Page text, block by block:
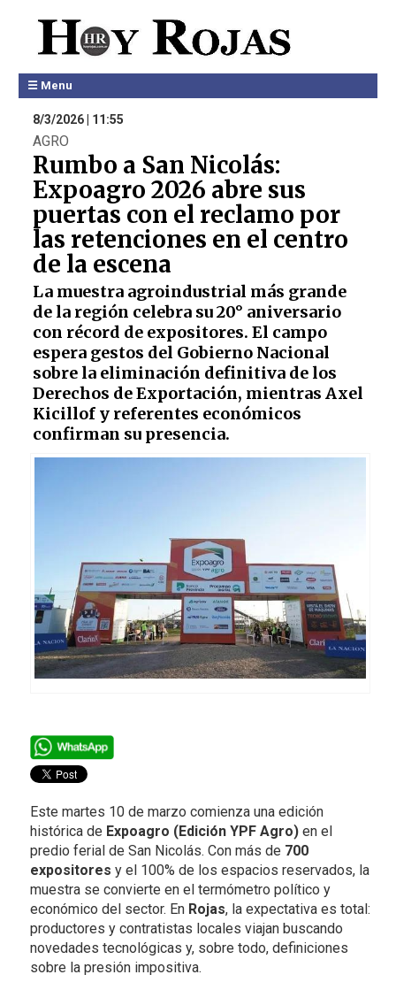
☰ Menu
8/3/2026 | 11:55
AGRO
Rumbo a San Nicolás:
Expoagro 2026 abre sus
puertas con el reclamo por
las retenciones en el centro
de la escena
La muestra agroindustrial más grande
de la región celebra su 20° aniversario
con récord de expositores. El campo
espera gestos del Gobierno Nacional
sobre la eliminación definitiva de los
Derechos de Exportación, mientras Axel
Kicillof y referentes económicos
confirman su presencia.
Este martes 10 de marzo comienza una edición
histórica de Expoagro (Edición YPF Agro)en el
predio ferial de San Nicolás. Con más de 700
expositores y el 100% de los espacios reservados, la
muestra se convierte en el termómetro político y
económico del sector. En Rojas, la expectativa es total:
productores y contratistas locales viajan buscando
novedades tecnológicas y, sobre todo, definiciones
sobre la presión impositiva.